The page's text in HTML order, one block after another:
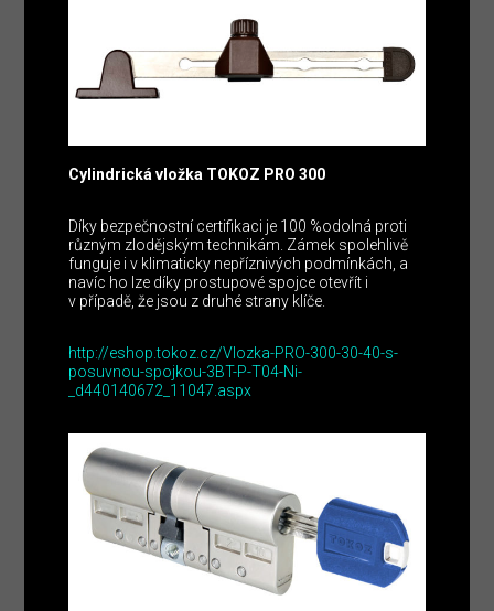
Cylindrická vložka TOKOZ PRO 300
Díky bezpečnostní certifikaci je 100 %odolná proti
různým zlodějským technikám. Zámek spolehlivě
funguje i v klimaticky nepříznivých podmínkách, a
navíc ho lze díky prostupové spojce otevřít i
v případě, že jsou z druhé strany klíče.
http://eshop.tokoz.cz/Vlozka-PRO-300-30-40-s-
posuvnou-spojkou-3BT-P-T04-Ni-
_d440140672_11047.aspx